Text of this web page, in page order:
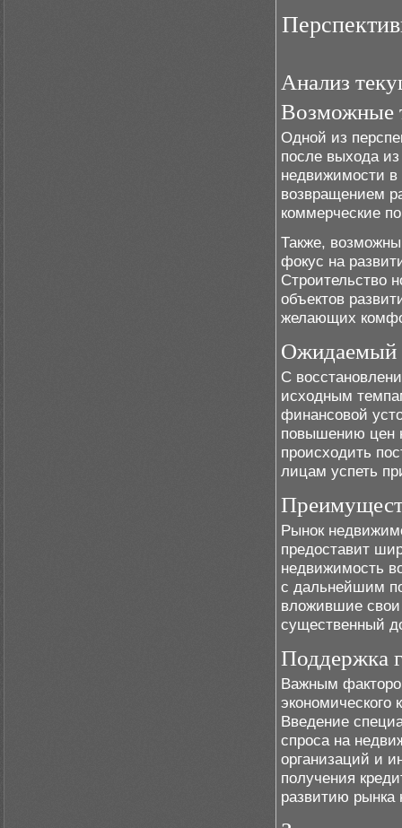
Анализ
Возможные
Одной из
после выхода
недвижимости в
возвращением
коммерческие
Также,
фокус на
Строительство
объектов
желающих
Ожидаемый
С
исходным
финансовой
повышению цен
происходить
лицам успеть
Рынок
предоставит
недвижимость
с дальнейшим
вложившие свои
существенный
Поддержка
Важным
экономического
Введение
спроса на
организаций и
получения
развитию